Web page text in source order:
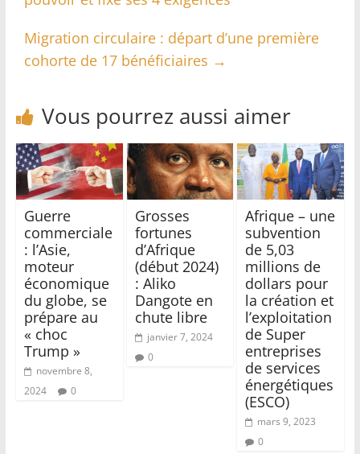
Migration circulaire : départ d’une première
cohorte de 17 bénéficiaires →
Vous pourrez aussi aimer
Guerre
commerciale
: l’Asie,
moteur
économique
du globe, se
prépare au
« choc
Trump »
novembre 8,
2024
0
Grosses
fortunes
d’Afrique
(début 2024)
: Aliko
Dangote en
chute libre
janvier 7, 2024
0
Afrique – une
subvention
de 5,03
millions de
dollars pour
la création et
l’exploitation
de Super
entreprises
de services
énergétiques
(ESCO)
mars 9, 2023
0